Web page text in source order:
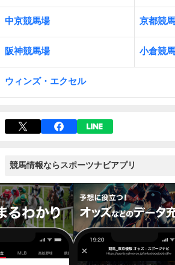
中京競馬場 京都競
阪神競馬場 小倉競
ウィンズ・エクセル
競馬情報ならスポーツナビアプリ